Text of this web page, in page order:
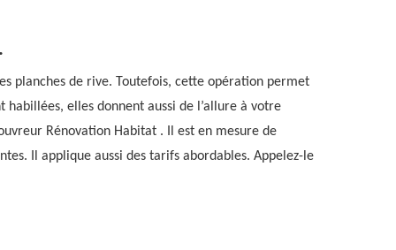
planches de rive. Toutefois, cette opération permet
elles donnent aussi de l’allure à votre
Rénovation Habitat . Il est en mesure de
Il applique aussi des tarifs abordables. Appelez-le